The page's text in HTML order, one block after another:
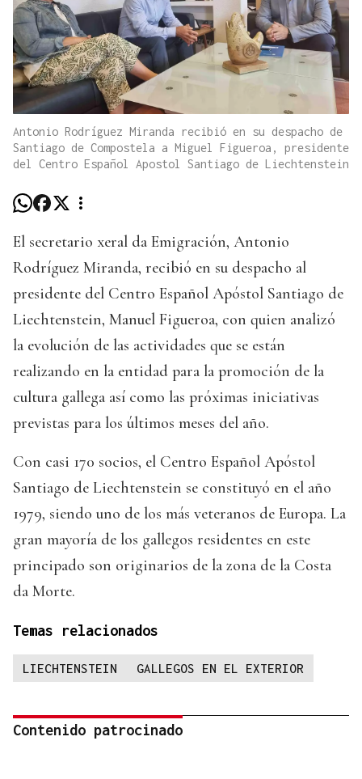
Antonio Rodríguez Miranda recibió en su despacho de
Santiago de Compostela a Miguel Figueroa, presidente
del Centro Español Apostol Santiago de Liechtenstein
El secretario xeral da Emigración, Antonio
Rodríguez Miranda, recibió en su despacho al
presidente del Centro Español Apóstol Santiago de
Liechtenstein, Manuel Figueroa, con quien analizó
la evolución de las actividades que se están
realizando en la entidad para la promoción de la
cultura gallega así como las próximas iniciativas
previstas para los últimos meses del año.
Con casi 170 socios, el Centro Español Apóstol
Santiago de Liechtenstein se constituyó en el año
1979, siendo uno de los más veteranos de Europa. La
gran mayoría de los gallegos residentes en este
principado son originarios de la zona de la Costa
da Morte.
Temas relacionados
LIECHTENSTEIN GALLEGOS EN EL EXTERIOR
Contenido patrocinado